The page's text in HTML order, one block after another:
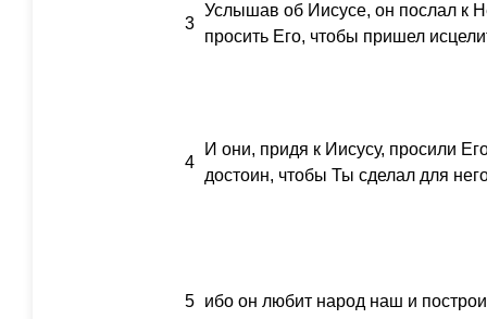
3
Услышав об Иисусе, он послал к
просить Его, чтобы пришел
4
И они, придя к Иисусу, просили
достоин, чтобы Ты сделал для
5 ибо он любит народ наш и